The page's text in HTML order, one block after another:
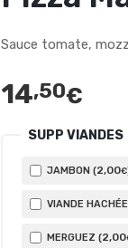
Sauce tomate,
14,50€
SUPP VIANDES
JAMBON (2,00€
VIANDE
MERGUEZ (2,00